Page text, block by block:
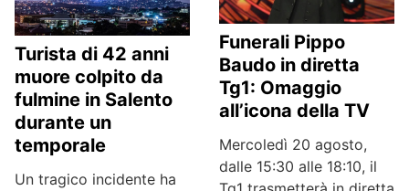
Turista di 42 anni
muore colpito da
fulmine in Salento
durante un
temporale
Un tragico incidente ha
Funerali Pippo
Baudo in diretta
Tg1: Omaggio
all’icona della TV
Mercoledì 20 agosto,
dalle 15:30 alle 18:10, il